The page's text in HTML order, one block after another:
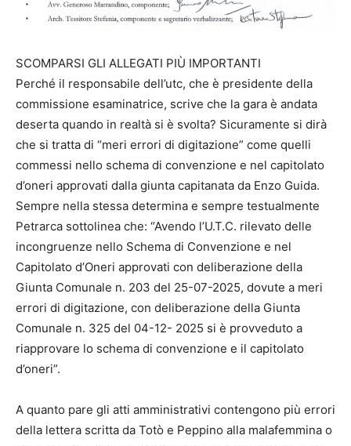
SCOMPARSI GLI ALLEGATI PIÙ IMPORTANTI
Perché il responsabile dell’utc, che è presidente della
commissione esaminatrice, scrive che la gara è andata
deserta quando in realtà si è svolta? Sicuramente si dirà
che si tratta di “meri errori di digitazione” come quelli
commessi nello schema di convenzione e nel capitolato
d’oneri approvati dalla giunta capitanata da Enzo Guida.
Sempre nella stessa determina e sempre testualmente
Petrarca sottolinea che: “Avendo l’U.T.C. rilevato delle
incongruenze nello Schema di Convenzione e nel
Capitolato d’Oneri approvati con deliberazione della
Giunta Comunale n. 203 del 25-07-2025, dovute a meri
errori di digitazione, con deliberazione della Giunta
Comunale n. 325 del 04-12- 2025 si è provveduto a
riapprovare lo schema di convenzione e il capitolato
d’oneri”.
A quanto pare gli atti amministrativi contengono più errori
della lettera scritta da Totò e Peppino alla malafemmina o